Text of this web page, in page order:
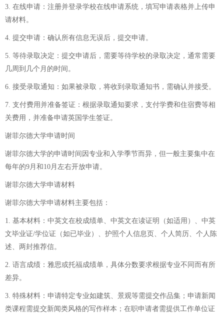
3. 在线申请：注册并登录学校在线申请系统，填写申请表格并上传申
请材料。
4. 提交申请：确认所有信息无误后，提交申请。
5. 等待录取决定：提交申请后，需要等待学校的录取决定，通常需要
几周到几个月的时间。
6. 接受录取通知：如果被录取，将收到录取通知书，需确认并接受。
7. 支付费用并准备签证：根据录取通知要求，支付学费和住宿费等相
关费用，并准备申请英国学生签证。
谢菲尔德大学申请时间
谢菲尔德大学的申请时间因专业和入学季节而异，但一般主要集中在
每年的9月和10月左右开放申请。
谢菲尔德大学申请材料
谢菲尔德大学申请材料主要包括：
1. 基本材料：中英文在校成绩单、中英文在读证明（如适用）、中英
文毕业证/学位证（如已毕业）、护照个人信息页、个人简历、个人陈
述、两封推荐信。
2. 语言成绩：雅思或托福成绩单，具体分数要求根据专业不同而有所
差异。
3. 特殊材料：申请特定专业如建筑、景观等需提交作品集；申请新闻
类课程需提交新闻类风格的写作样本；在职申请者需提供工作单位证